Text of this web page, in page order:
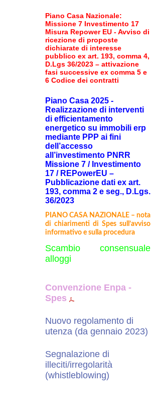
Piano Casa Nazionale:
Missione 7 Investimento 17
Misura Repower EU - Avviso di
ricezione di proposte
dichiarate di interesse
pubblico ex art. 193, comma 4,
D.Lgs 36/2023 – attivazione
fasi successive ex comma 5 e
6 Codice dei contratti
Piano Casa 2025 -
Realizzazione di interventi
di efficientamento
energetico su immobili erp
mediante PPP ai fini
dell’accesso
all’investimento PNRR
Missione 7 / Investimento
17 / REPowerEU –
Pubblicazione dati ex art.
193, comma 2 e seg., D.Lgs.
36/2023
PIANO CASA NAZIONALE – nota
di chiarimenti di Spes sull’avviso
informativo e sulla procedura
Scambio consensuale
alloggi
Convenzione Enpa -
Spes
Nuovo regolamento di
utenza (da gennaio 2023)
Segnalazione di
illeciti/irregolarità
(whistleblowing)